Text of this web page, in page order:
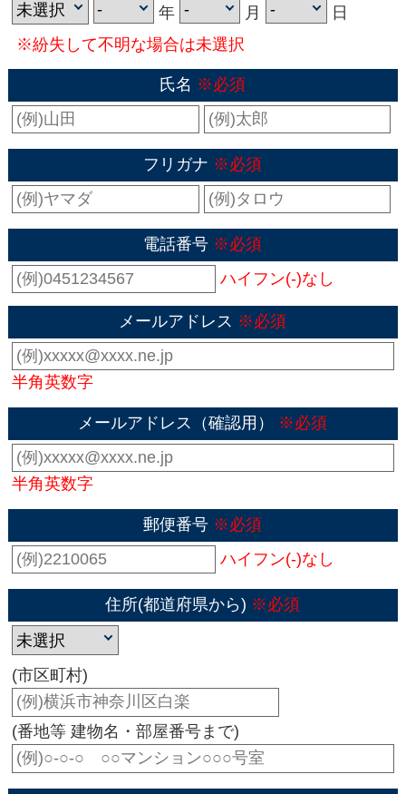
年 月
日
※紛失して不明な場合は未選択
氏名 ※必須
フリガナ ※必須
電話番号 ※必須
ハイフン(-)なし
メールアドレス ※必須
半角英数字
メールアドレス（確認用） ※必須
半角英数字
郵便番号 ※必須
ハイフン(-)なし
住所(都道府県から) ※必須
(市区町村)
(番地等 建物名・部屋番号まで)